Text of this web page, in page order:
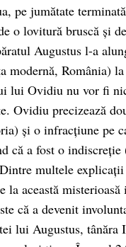
pe jumătate
o lovitură bruscă și
Augustus l-a
modernă, România)
lui Ovidiu nu vor fi
Ovidiu precizează
și o infracțiune pe
că a fost o indiscreție
multele explicații
la această misterioasă
că a devenit
lui Augustus, tânăra